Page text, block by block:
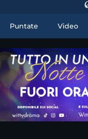
Puntate Video